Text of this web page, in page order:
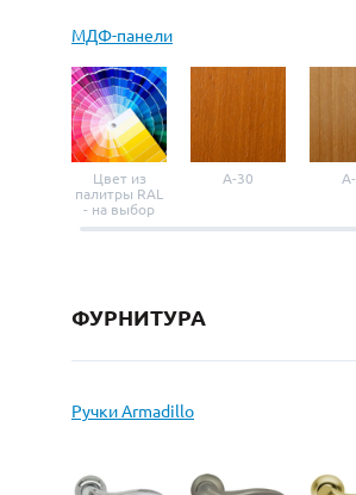
МДФ-панели
Цвет из
палитры RAL
- на выбор
A-30
ФУРНИТУРА
Ручки Armadillo